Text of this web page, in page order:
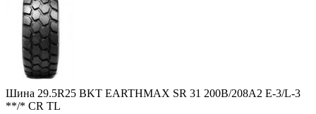
Шина 29.5R25 BKT EARTHMAX SR 31 200B/208A2 E-3/L-3
**/* CR TL